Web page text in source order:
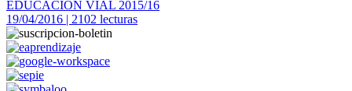
EDUCACIÓN VIAL 2015/16
19/04/2016 | 2102 lecturas